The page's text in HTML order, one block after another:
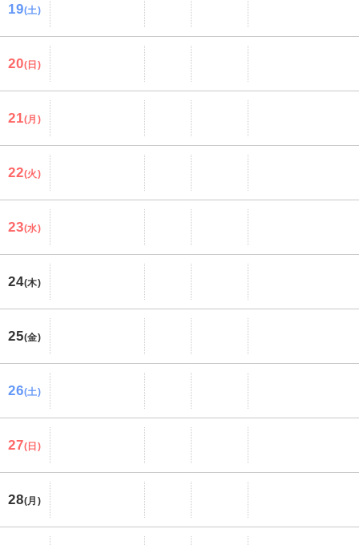
19(土)
20(日)
21(月)
22(火)
23(水)
24(木)
25(金)
26(土)
27(日)
28(月)